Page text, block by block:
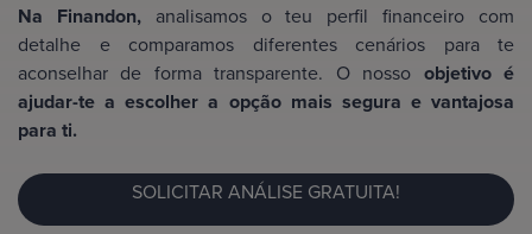
Na Finandon, analisamos o teu perfil financeiro com
detalhe e comparamos diferentes cenários para te
aconselhar de forma transparente. O nosso objetivo é
ajudar-te a escolher a opção mais segura e vantajosa
para ti.
SOLICITAR ANÁLISE GRATUITA!